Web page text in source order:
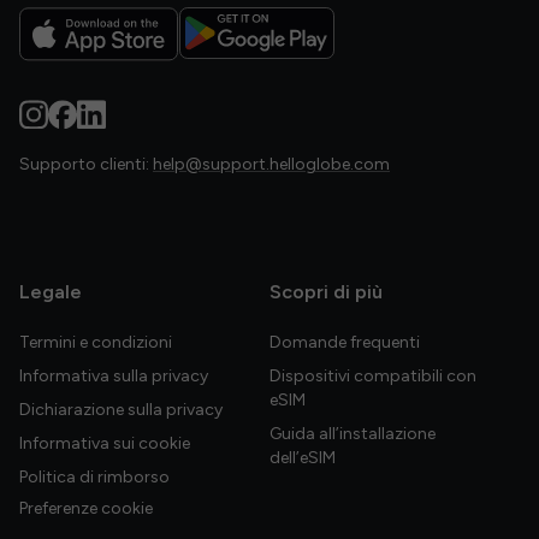
Supporto clienti: help@support.helloglobe.com
Legale
Termini e condizioni
Informativa sulla privacy
Dichiarazione sulla privacy
Informativa sui cookie
Politica di rimborso
Preferenze cookie
Scopri di più
Domande frequenti
Dispositivi compatibili con
eSIM
Guida all’installazione
dell’eSIM